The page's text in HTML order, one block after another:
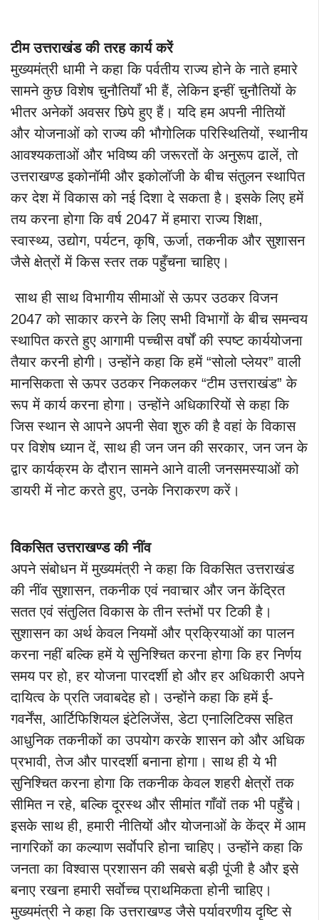
टीम उत्तराखंड की तरह कार्य करें
मुख्यमंत्री धामी ने कहा कि पर्वतीय राज्य होने के नाते हमारे
सामने कुछ विशेष चुनौतियाँ भी हैं, लेकिन इन्हीं चुनौतियों के
भीतर अनेकों अवसर छिपे हुए हैं। यदि हम अपनी नीतियों
और योजनाओं को राज्य की भौगोलिक परिस्थितियों, स्थानीय
आवश्यकताओं और भविष्य की जरूरतों के अनुरूप ढालें, तो
उत्तराखण्ड इकोनॉमी और इकोलॉजी के बीच संतुलन स्थापित
कर देश में विकास को नई दिशा दे सकता है। इसके लिए हमें
तय करना होगा कि वर्ष 2047 में हमारा राज्य शिक्षा,
स्वास्थ्य, उद्योग, पर्यटन, कृषि, ऊर्जा, तकनीक और सुशासन
जैसे क्षेत्रों में किस स्तर तक पहुँचना चाहिए।
साथ ही साथ विभागीय सीमाओं से ऊपर उठकर विजन
2047 को साकार करने के लिए सभी विभागों के बीच समन्वय
स्थापित करते हुए आगामी पच्चीस वर्षों की स्पष्ट कार्ययोजना
तैयार करनी होगी। उन्होंने कहा कि हमें “सोलो प्लेयर” वाली
मानसिकता से ऊपर उठकर निकलकर “टीम उत्तराखंड” के
रूप में कार्य करना होगा। उन्होंने अधिकारियों से कहा कि
जिस स्थान से आपने अपनी सेवा शुरु की है वहां के विकास
पर विशेष ध्यान दें, साथ ही जन जन की सरकार, जन जन के
द्वार कार्यक्रम के दौरान सामने आने वाली जनसमस्याओं को
डायरी में नोट करते हुए, उनके निराकरण करें।
विकसित उत्तराखण्ड की नींव
अपने संबोधन में मुख्यमंत्री ने कहा कि विकसित उत्तराखंड
की नींव सुशासन, तकनीक एवं नवाचार और जन केंद्रित
सतत एवं संतुलित विकास के तीन स्तंभों पर टिकी है।
सुशासन का अर्थ केवल नियमों और प्रक्रियाओं का पालन
करना नहीं बल्कि हमें ये सुनिश्चित करना होगा कि हर निर्णय
समय पर हो, हर योजना पारदर्शी हो और हर अधिकारी अपने
दायित्व के प्रति जवाबदेह हो। उन्होंने कहा कि हमें ई-
गवर्नेंस, आर्टिफिशियल इंटेलिजेंस, डेटा एनालिटिक्स सहित
आधुनिक तकनीकों का उपयोग करके शासन को और अधिक
प्रभावी, तेज और पारदर्शी बनाना होगा। साथ ही ये भी
सुनिश्चित करना होगा कि तकनीक केवल शहरी क्षेत्रों तक
सीमित न रहे, बल्कि दूरस्थ और सीमांत गाँवों तक भी पहुँचे।
इसके साथ ही, हमारी नीतियों और योजनाओं के केंद्र में आम
नागरिकों का कल्याण सर्वाेपरि होना चाहिए। उन्होंने कहा कि
जनता का विश्वास प्रशासन की सबसे बड़ी पूंजी है और इसे
बनाए रखना हमारी सर्वाेच्च प्राथमिकता होनी चाहिए।
मुख्यमंत्री ने कहा कि उत्तराखण्ड जैसे पर्यावरणीय दृष्टि से